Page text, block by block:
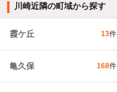
川崎近隣の町域から探す
霞ケ丘 13件
亀久保 168件